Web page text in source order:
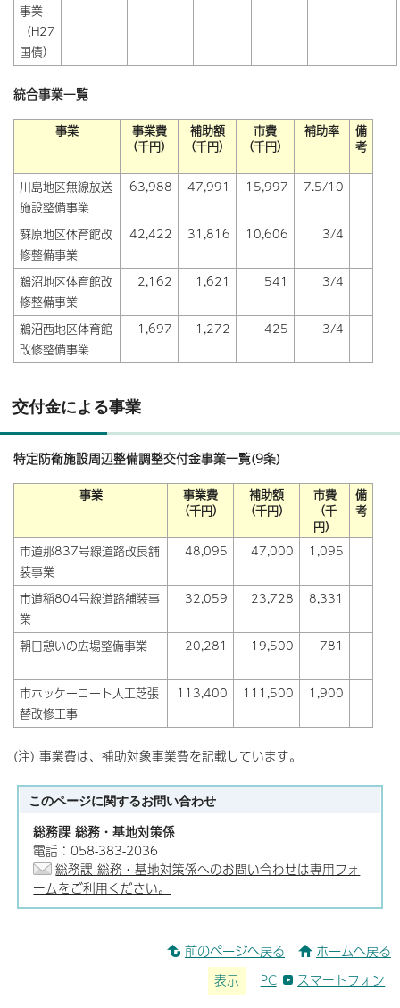
事業
（H27
国債）
統合事業一覧
事業
事業費
（千円）
補助額
（千円）
市費
（千円）
補助率
備
考
川島地区無線放送
施設整備事業
63,988 47,991 15,997 7.5/10
蘇原地区体育館改
修整備事業
42,422 31,816 10,606 3/4
鵜沼地区体育館改
修整備事業
2,162 1,621 541 3/4
鵜沼西地区体育館
改修整備事業
1,697 1,272 425 3/4
交付金による事業
特定防衛施設周辺整備調整交付金事業一覧(9条)
事業
事業費
（千円）
補助額
（千円）
市費
（千
円）
備
考
市道那837号線道路改良舗
装事業
48,095 47,000 1,095
市道稲804号線道路舗装事
業
32,059 23,728 8,331
朝日憩いの広場整備事業 20,281 19,500 781
市ホッケーコート人工芝張
替改修工事
113,400 111,500 1,900
(注) 事業費は、補助対象事業費を記載しています。
このページに関するお問い合わせ
総務課 総務・基地対策係
電話：058-383-2036
総務課 総務・基地対策係へのお問い合わせは専用フォ
ームをご利用ください。
前のページへ戻る ホームへ戻る
表示 PC スマートフォン